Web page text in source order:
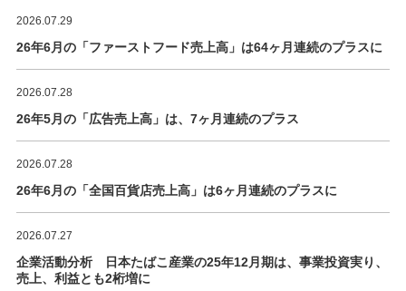
2026.07.29
26年6月の「ファーストフード売上高」は64ヶ月連続のプラスに
2026.07.28
26年5月の「広告売上高」は、7ヶ月連続のプラス
2026.07.28
26年6月の「全国百貨店売上高」は6ヶ月連続のプラスに
2026.07.27
企業活動分析 日本たばこ産業の25年12月期は、事業投資実り、
売上、利益とも2桁増に